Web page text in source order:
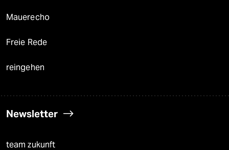
Mauerecho
Freie Rede
reingehen
Newsletter
team zukunft